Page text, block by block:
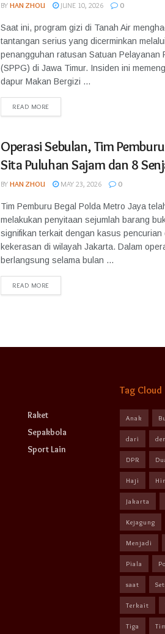
BY HAN ZHOU JUNE 10, 2026 0
Saat ini, program gizi di Tanah Air
tantangan serius yang dicerminkan melalui
penangguhan ratusan Satuan Pelayanan
(SPPG) di Jawa Timur. Insiden ini
dapur Makan Bergizi ...
READ MORE
Operasi Sebulan, Tim
Sita Puluhan Sajam dan 8
BY HAN ZHOU MAY 23, 2026 0
Tim Pemburu Begal Polda Metro Jaya
melakukan penyitaan sejumlah barang
signifikan terkait dengan kasus pencurian
kekerasan di wilayah Jakarta. Dalam
berlangsung selama bulan ...
READ MORE
Raket
Sepakbola
Sport Lain
Tag Cloud
Anak
dari
DPR
Haji
Jakarta
Kejagung
Menjadi
Piala
saat
Terkait
Tiga